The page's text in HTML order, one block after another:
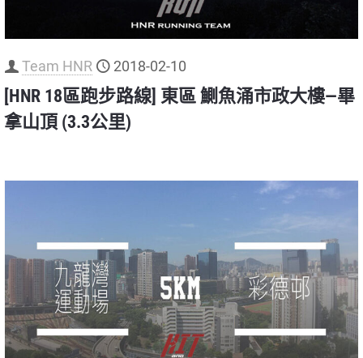
Team HNR 2018-02-10
[HNR 18區跑步路線] 東區 鰂魚涌市政大樓—畢
拿山頂 (3.3公里)